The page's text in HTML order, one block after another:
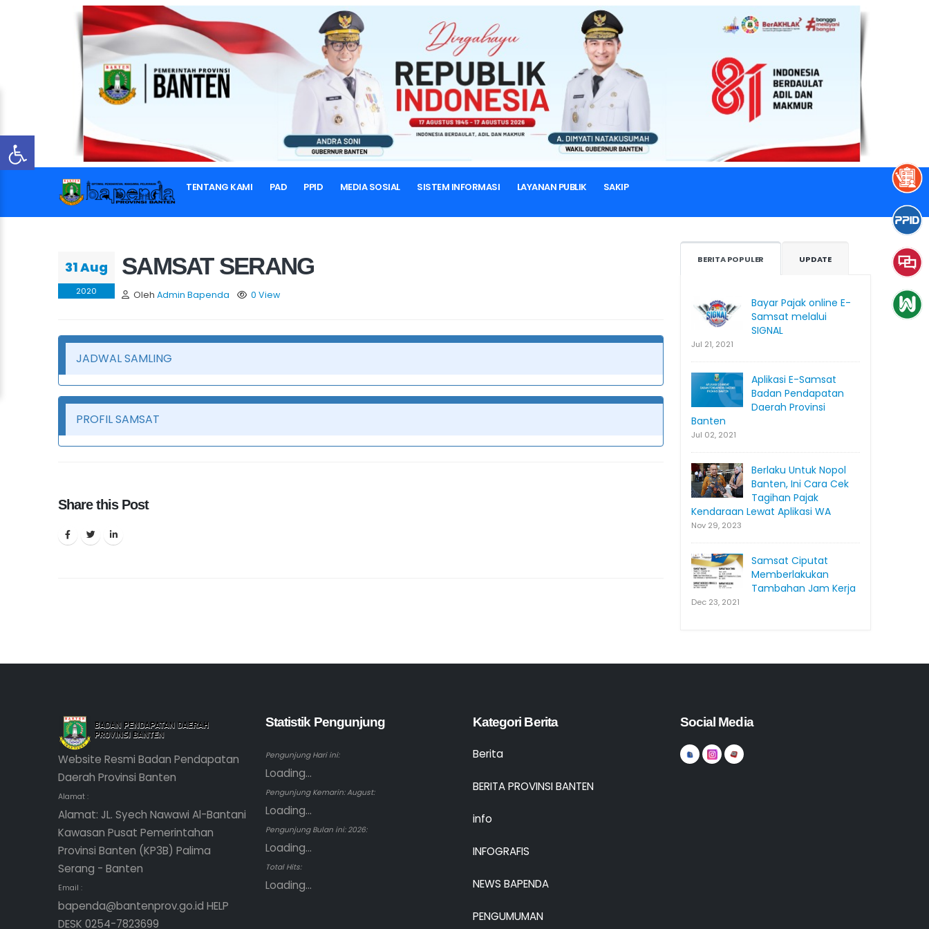
TENTANG KAMI PAD PPID MEDIA SOSIAL SISTEM INFORMASI LAYANAN PUBLIK SAKIP
SAMSAT SERANG
SAMSAT
BERANDA SAMSAT SERANG
31 Aug
2020
SAMSAT SERANG
Oleh Admin Bapenda 0 View
JADWAL SAMLING
PROFIL SAMSAT
Share this Post
BERITA POPULER UPDATE
Bayar Pajak online E-
Samsat melalui
SIGNAL
Jul 21, 2021
Aplikasi E-Samsat
Badan Pendapatan
Daerah Provinsi
Banten
Jul 02, 2021
Berlaku Untuk Nopol
Banten, Ini Cara Cek
Tagihan Pajak
Kendaraan Lewat Aplikasi WA
Nov 29, 2023
Samsat Ciputat
Memberlakukan
Tambahan Jam Kerja
Dec 23, 2021
Website Resmi Badan Pendapatan
Daerah Provinsi Banten
Alamat :
Alamat: JL. Syech Nawawi Al-Bantani
Kawasan Pusat Pemerintahan
Provinsi Banten (KP3B) Palima
Serang - Banten
Email :
bapenda@bantenprov.go.id HELP
DESK 0254-7823699
Statistik Pengunjung
Pengunjung Hari ini:
Loading...
Pengunjung Kemarin: August:
Loading...
Pengunjung Bulan ini: 2026:
Loading...
Total Hits:
Loading...
Kategori Berita
Berita
BERITA PROVINSI BANTEN
info
INFOGRAFIS
NEWS BAPENDA
PENGUMUMAN
Social Media